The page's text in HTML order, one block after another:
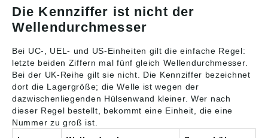
Die Kennziffer ist nicht der
Wellendurchmesser
Bei UC-, UEL- und US-Einheiten gilt die einfache Regel:
letzte beiden Ziffern mal fünf gleich Wellendurchmesser.
Bei der UK-Reihe gilt sie nicht. Die Kennziffer bezeichnet
dort die Lagergröße; die Welle ist wegen der
dazwischenliegenden Hülsenwand kleiner. Wer nach
dieser Regel bestellt, bekommt eine Einheit, die eine
Nummer zu groß ist.